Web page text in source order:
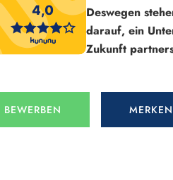
Deswegen
darauf, ein
Zukunft
BEWERBEN MERKEN